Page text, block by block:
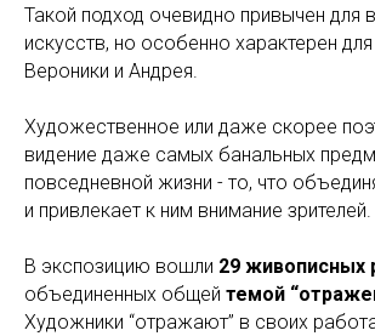
Такой подход очевидно привычен для
искусств, но особенно характерен
Вероники и Андрея.
Художественное или даже скорее
видение даже самых банальных
повседневной жизни - то, что
и привлекает к ним внимание зрителей.
В экспозицию вошли 29 живописных
объединенных общей темой
Художники “отражают” в своих